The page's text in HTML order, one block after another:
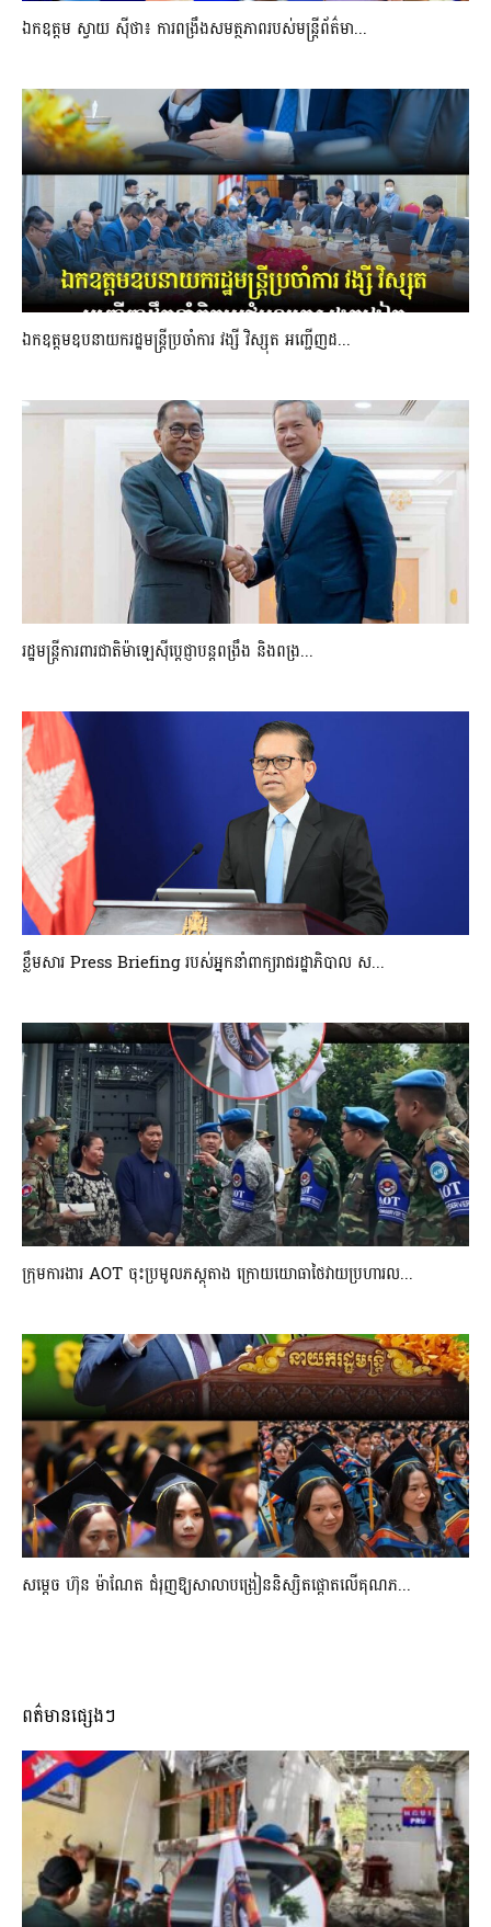
ឯកឧត្តម ស្វាយ ស៊ីថា៖ ការពង្រឹងសមត្ថភាពរបស់មន្ត្រីព័ត៌មា...
ឯកឧត្តមឧបនាយករដ្ឋមន្រ្តីប្រចាំការ វង្សី វិស្សុត អញ្ជើញដ...
រដ្ឋមន្ត្រីការពារជាតិម៉ាឡេស៊ីប្ដេជ្ញាបន្តពង្រឹង និងពង្រ...
ខ្លឹមសារ Press Briefing របស់អ្នកនាំពាក្យរាជរដ្ឋាភិបាល ស...
ក្រុមការងារ AOT ចុះប្រមូលភស្តុតាង ក្រោយយោធាថៃវាយប្រហារល...
សម្តេច ហ៊ុន ម៉ាណែត ជំរុញឱ្យសាលាបង្រៀននិស្សិតផ្តោតលើគុណភ...
ពត៌មានផ្សេងៗ